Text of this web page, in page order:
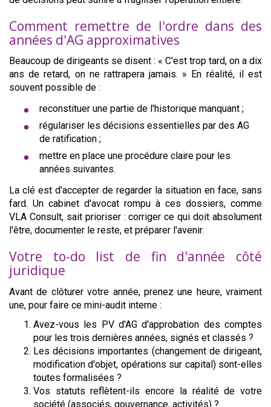
Comment remettre de l'ordre dans des
années d'AG approximatives
Beaucoup de dirigeants se disent : « C'est trop tard, on a dix
ans de retard, on ne rattrapera jamais. » En réalité, il est
souvent possible de :
reconstituer une partie de l'historique manquant ;
régulariser les décisions essentielles par des AG
de ratification ;
mettre en place une procédure claire pour les
années suivantes.
La clé est d'accepter de regarder la situation en face, sans
fard. Un cabinet d'avocat rompu à ces dossiers, comme
VLA Consult, sait prioriser : corriger ce qui doit absolument
l'être, documenter le reste, et préparer l'avenir.
Votre to-do list de fin d'année côté
juridique
Avant de clôturer votre année, prenez une heure, vraiment
une, pour faire ce mini-audit interne :
Avez-vous les PV d'AG d'approbation des comptes
pour les trois dernières années, signés et classés ?
Les décisions importantes (changement de dirigeant,
modification d'objet, opérations sur capital) sont-elles
toutes formalisées ?
Vos statuts reflètent-ils encore la réalité de votre
société (associés, gouvernance, activités) ?